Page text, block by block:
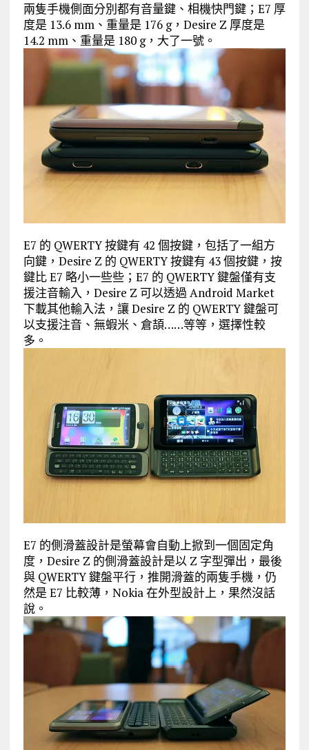
兩隻手機側面分別都有音量鍵、相機快門鍵；E7 厚
度是 13.6 mm、重量是 176 g，Desire Z 厚度是
14.2 mm、重量是 180 g，大了一號。
E7 的 QWERTY 按鍵有 42 個按鍵，包括了一組方
向鍵，Desire Z 的 QWERTY 按鍵有 43 個按鍵，按
鍵比 E7 略小一些些；E7 的 QWERTY 鍵盤僅有支
援注音輸入，Desire Z 可以透過 Android Market
下載其他輸入法，讓 Desire Z 的 QWERTY 鍵盤可
以支援注音、無蝦米、倉頡……等等，選擇性較
多。
E7 的側滑蓋設計是螢幕會自動上掀到一個固定角
度，Desire Z 的側滑蓋設計是以 Z 字型彈出，最後
與 QWERTY 鍵盤平行，推開滑蓋的兩隻手機，仍
然是 E7 比較薄，Nokia 在外型設計上，果然沒話
說。